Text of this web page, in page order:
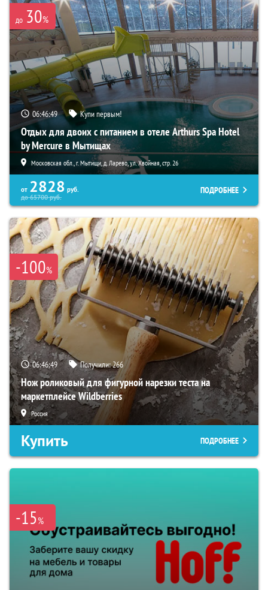
до 30%
06:46:47 Купи первым!
Отдых для двоих с питанием в отеле Arthurs Spa Hotel
by Mercure в Мытищах
Московская обл., г. Мытищи, д. Ларево, ул. Хвойная, стр. 26
от 2828 руб.
до65700руб.
ПОДРОБНЕЕ
-100%
06:46:47 Получили:266
Нож роликовый для фигурной нарезки теста на
маркетплейсе Wildberries
Россия
Купить ПОДРОБНЕЕ
-15%